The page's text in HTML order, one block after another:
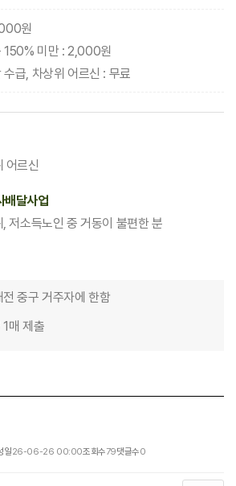
원
150% 미만 : 2,000원
급, 차상위 어르신 : 무료
어르신
배달사업
저소득노인 중 거동이 불편한 분
중구 거주자에 한함
매 제출
일26-06-26 00:00조회수79댓글수0